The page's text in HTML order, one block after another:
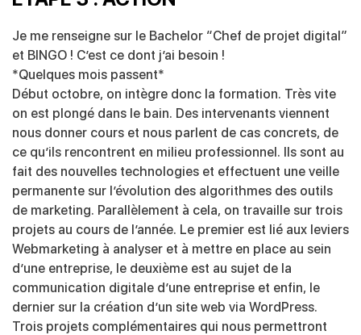
Je me renseigne sur le Bachelor “Chef de projet digital”
et BINGO ! C’est ce dont j’ai besoin !
*Quelques mois passent*
Début octobre, on intègre donc la formation. Très vite
on est plongé dans le bain. Des intervenants viennent
nous donner cours et nous parlent de cas concrets, de
ce qu’ils rencontrent en milieu professionnel. Ils sont au
fait des nouvelles technologies et effectuent une veille
permanente sur l’évolution des algorithmes des outils
de marketing. Parallèlement à cela, on travaille sur trois
projets au cours de l’année. Le premier est lié aux leviers
Webmarketing à analyser et à mettre en place au sein
d’une entreprise, le deuxième est au sujet de la
communication digitale d’une entreprise et enfin, le
dernier sur la création d’un site web via WordPress.
Trois projets complémentaires qui nous permettront